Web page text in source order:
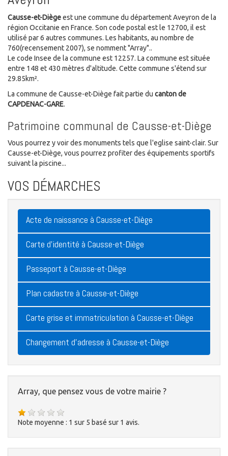
Causse-et-Diègeest une commune du département Aveyron de la
région Occitanie en France. Son code postal est le 12700, il est
utilisé par 6 autres communes. Les habitants, au nombre de
760(recensement 2007), se nomment "Array"..
Le code Insee de la commune est 12257. La commune est située
entre 148 et 430 mètres d'altitude. Cette commune s'étend sur
29.85km².
La commune de Causse-et-Diège fait partie du canton de
CAPDENAC-GARE.
Patrimoine communal de Causse-et-Diège
Vous pourrez y voir des monuments tels que l'eglise saint-clair. Sur
Causse-et-Diège, vous pourrez profiter des équipements sportifs
suivant la piscine...
VOS DÉMARCHES
Acte de naissance à Causse-et-Diège
Carte d'identité à Causse-et-Diège
Passeport à Causse-et-Diège
Plan cadastre à Causse-et-Diège
Carte grise et immatriculation à Causse-et-Diège
Changement d'adresse à Causse-et-Diège
Array, que pensez vous de votre mairie ?
Note moyenne : 1 sur 5 basé sur 1 avis.